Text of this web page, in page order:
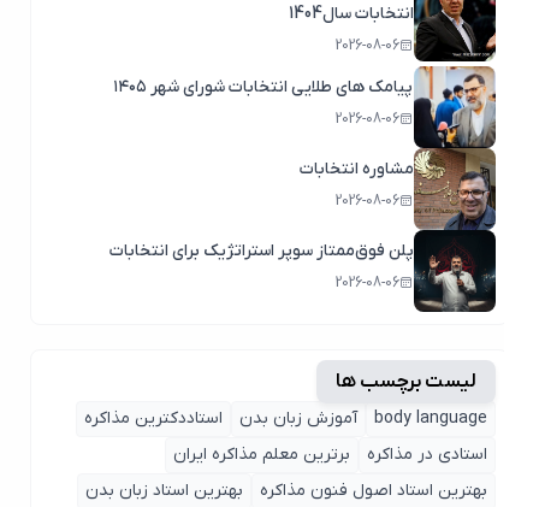
انتخابات سال1404
2026-08-06
پیامک های طلایی انتخابات شورای شهر ۱۴۰۵
2026-08-06
مشاوره انتخابات
2026-08-06
پلن فوق‌ممتاز سوپر استراتژیک برای انتخابات
2026-08-06
لیست برچسب ها
body language آموزش زبان بدن
استاددکترین مذاکره
استادی در مذاکره
برترین معلم مذاکره ایران
بهترین استاد اصول ‌فنون مذاکره
بهترین استاد زبان بدن